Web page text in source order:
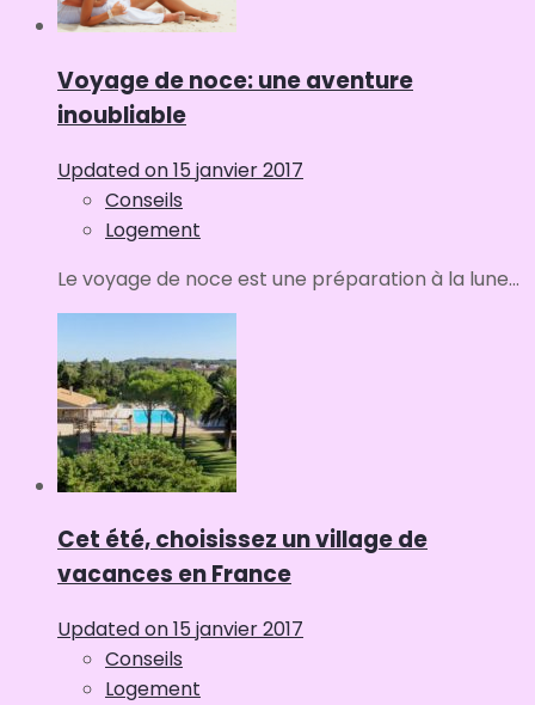
Voyage de noce: une aventure
inoubliable
Updated on15 janvier 2017
Conseils
Logement
Le voyage de noce est une préparation à la lune...
Cet été, choisissez un village de
vacances en France
Updated on15 janvier 2017
Conseils
Logement